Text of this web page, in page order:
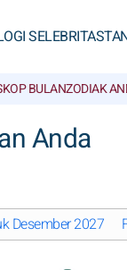
SELEBRITAS
BULANZODIAK
Anda
Desember 2027